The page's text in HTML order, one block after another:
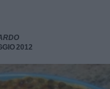
2012